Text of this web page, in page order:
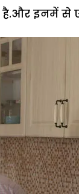
इनमें से